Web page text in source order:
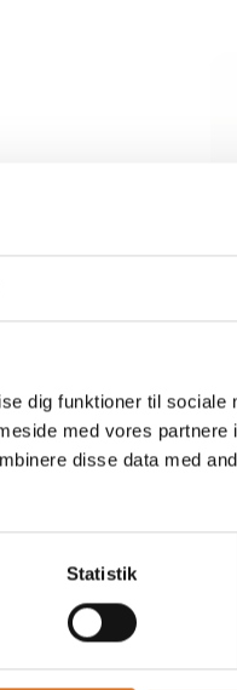
dig funktioner til sociale
med vores partnere
disse data med
Statistik